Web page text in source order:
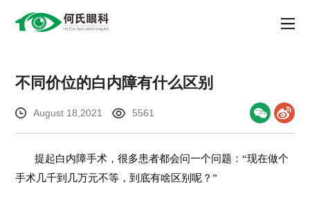
不同价位的白内障有什么区别
August 18,2021 5561
提起白内障手术，很多患者都会问一个问题：“现在做个
手术几千到几万元不等，到底有啥区别呢？”